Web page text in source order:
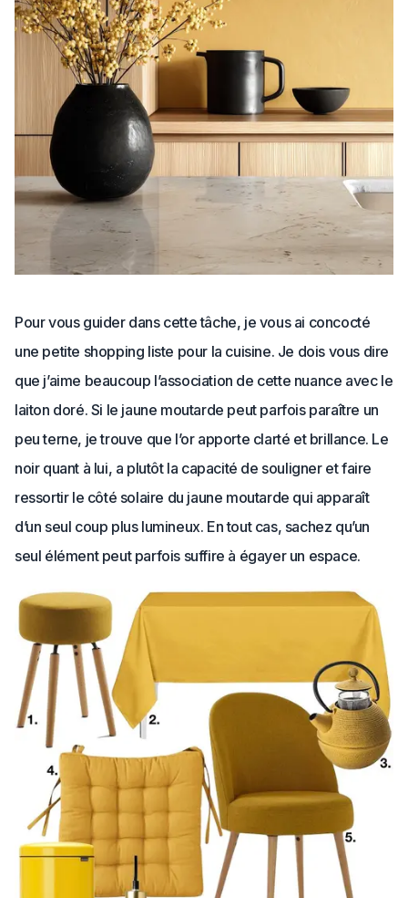
Pour vous guider dans cette tâche, je vous ai concocté
une petite shopping liste pour la cuisine. Je dois vous dire
que j’aime beaucoup l’association de cette nuance avec le
laiton doré. Si le jaune moutarde peut parfois paraître un
peu terne, je trouve que l’or apporte clarté et brillance. Le
noir quant à lui, a plutôt la capacité de souligner et faire
ressortir le côté solaire du jaune moutarde qui apparaît
d’un seul coup plus lumineux. En tout cas, sachez qu’un
seul élément peut parfois suffire à égayer un espace.